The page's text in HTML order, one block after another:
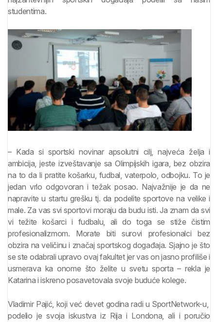
studentima.
– Kada si sportski novinar apsolutni cilj, najveća želja i
ambicija, jeste izveštavanje sa Olimpijskih igara, bez obzira
na to da li pratite košarku, fudbal, vaterpolo, odbojku. To je
jedan vrlo odgovoran i težak posao. Najvažnije je da ne
napravite u startu grešku tj. da podelite sportove na velike i
male. Za vas svi sportovi moraju da budu isti. Ja znam da svi
vi težite košarci i fudbalu, ali do toga se stiže čistim
profesionalizmom. Morate biti surovi profesionalci bez
obzira na veličinu i značaj sportskog događaja. Sjajno je što
se ste odabrali upravo ovaj fakultet jer vas on jasno profiliše i
usmerava ka onome što želite u svetu sporta – rekla je
Katarina i iskreno posavetovala svoje buduće kolege.
Vladimir Pajić, koji već devet godina radi u SportNetwork-u,
podelio je svoja iskustva iz Rija i Londona, ali i poručio